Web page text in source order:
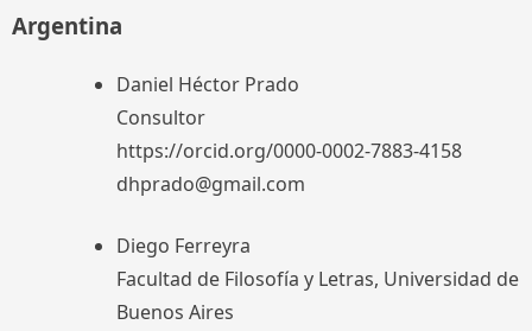
Argentina
Daniel Héctor Prado
Consultor
https://orcid.org/0000-0002-7883-4158
dhprado@gmail.com
Diego Ferreyra
Facultad de Filosofía y Letras, Universidad de
Buenos Aires